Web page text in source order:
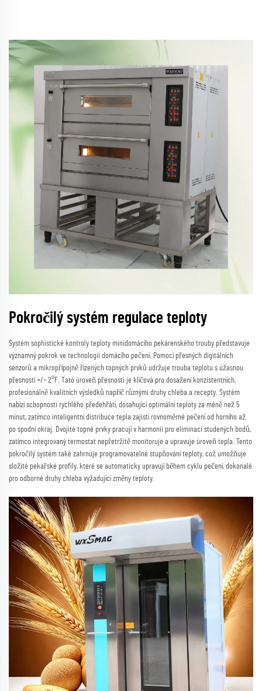
Pokročilý systém regulace teploty
Systém sophistické kontroly teploty minidomácího pekárenského trouby představuje
významný pokrok ve technologii domácího pečení. Pomocí přesných digitálních
senzorů a mikropřípojně řízených topných prvků udržuje trouba teplotu s úžasnou
přesností +/– 2°F. Tato úroveň přesnosti je klíčová pro dosažení konzistentních,
profesionálně kvalitních výsledků napříč různými druhy chleba a recepty. Systém
nabízí schopnosti rychlého předehřátí, dosahující optimální teploty za méně než 5
minut, zatímco inteligentní distribuce tepla zajistí rovnoměrné pečení od horního až
po spodní okraj. Dvojité topné prvky pracují v harmonii pro eliminaci studených bodů,
zatímco integrovaný termostat nepřetržitě monitoruje a upravuje úroveň tepla. Tento
pokročilý systém také zahrnuje programovatelné stupňování teploty, což umožňuje
složité pekařské profily, které se automaticky upravují během cyklu pečení, dokonalé
pro odborné druhy chleba vyžadující změny teploty.